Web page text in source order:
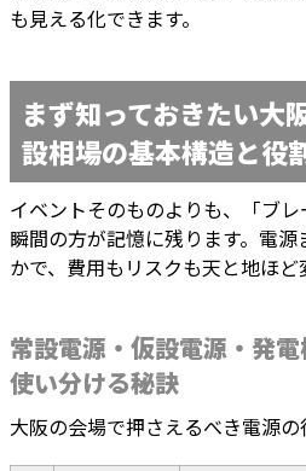
も見える化できます。
まず知っておきたい大
設相場の基本構造と役
イベントそのものよりも、「ブ
瞬間の方が記憶に残ります。電
かで、費用もリスクも天と地ほど
常設電源・仮設電源・発
使い分ける秘訣
大阪の会場で押さえるべき電源の